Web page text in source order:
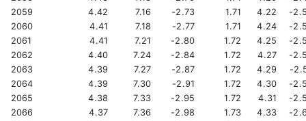
2059
4.42 7.16 -2.73 1.71 4.22
-
2060
4.41 7.18 -2.77 1.71 4.24
-
2061
4.41 7.21 -2.80 1.72 4.25
-
2062
4.40 7.24 -2.84 1.72 4.27
-
2063
4.39 7.27 -2.87 1.72 4.29
-
2064
4.39 7.30 -2.91 1.72 4.30
-
2065
4.38 7.33 -2.95 1.72 4.31
-
2066
4.37 7.36 -2.98 1.73 4.33
-